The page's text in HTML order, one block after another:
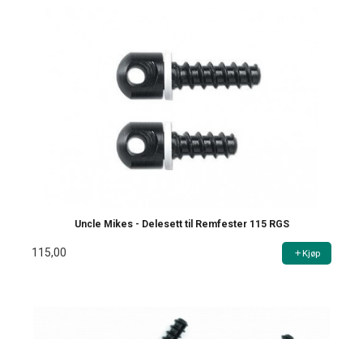
Uncle Mikes - Delesett til Remfester 115 RGS
115,00 Kjøp